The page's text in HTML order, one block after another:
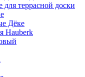
террасной доски
Дёке
Hauberk